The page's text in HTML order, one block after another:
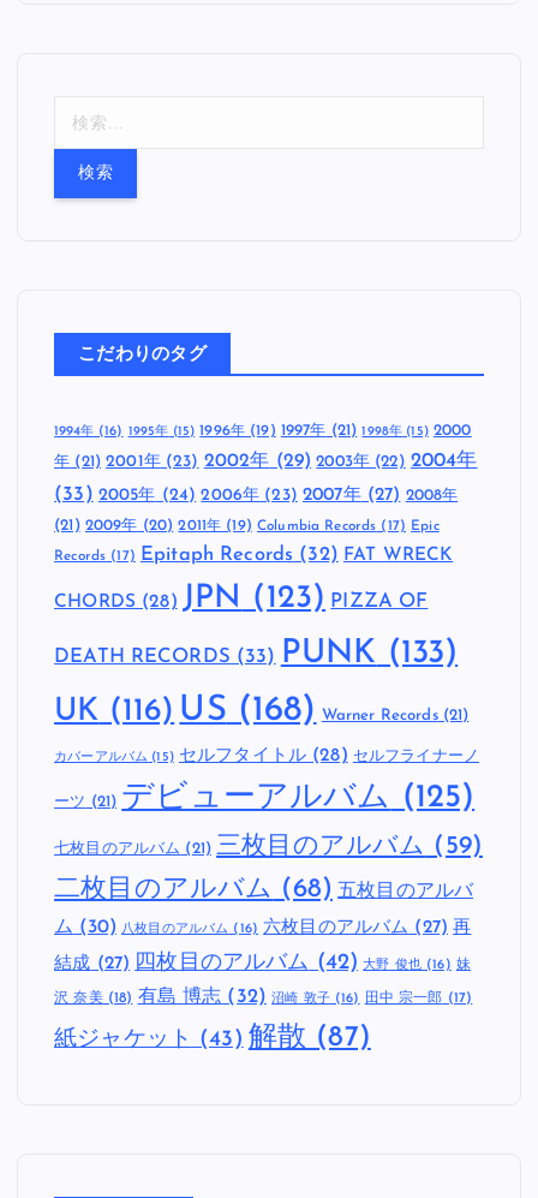
こだわりのタグ
1994年(16) 1995年 (15) 1996年(19) 1997年 (21) 1998年 (15) 2000
年 (21) 2001年(23) 2002年 (29) 2003年 (22) 2004年
(33) 2005年 (24) 2006年 (23) 2007年(27) 2008年
(21) 2009年 (20) 2011年 (19) Columbia Records (17) Epic
Records (17) Epitaph Records (32) FAT WRECK
CHORDS (28) JPN (123) PIZZA OF
DEATH RECORDS (33) PUNK (133)
UK (116) US (168) Warner Records(21)
カバーアルバム (15) セルフタイトル(28) セルフライナーノ
ーツ (21) デビューアルバム (125)
七枚目のアルバム (21) 三枚目のアルバム (59)
二枚目のアルバム (68) 五枚目のアルバ
ム (30) 八枚目のアルバム (16) 六枚目のアルバム (27) 再
結成 (27) 四枚目のアルバム (42) 大野 俊也(16) 妹
沢 奈美(18) 有島 博志 (32) 沼崎 敦子(16) 田中 宗一郎 (17)
紙ジャケット (43) 解散 (87)